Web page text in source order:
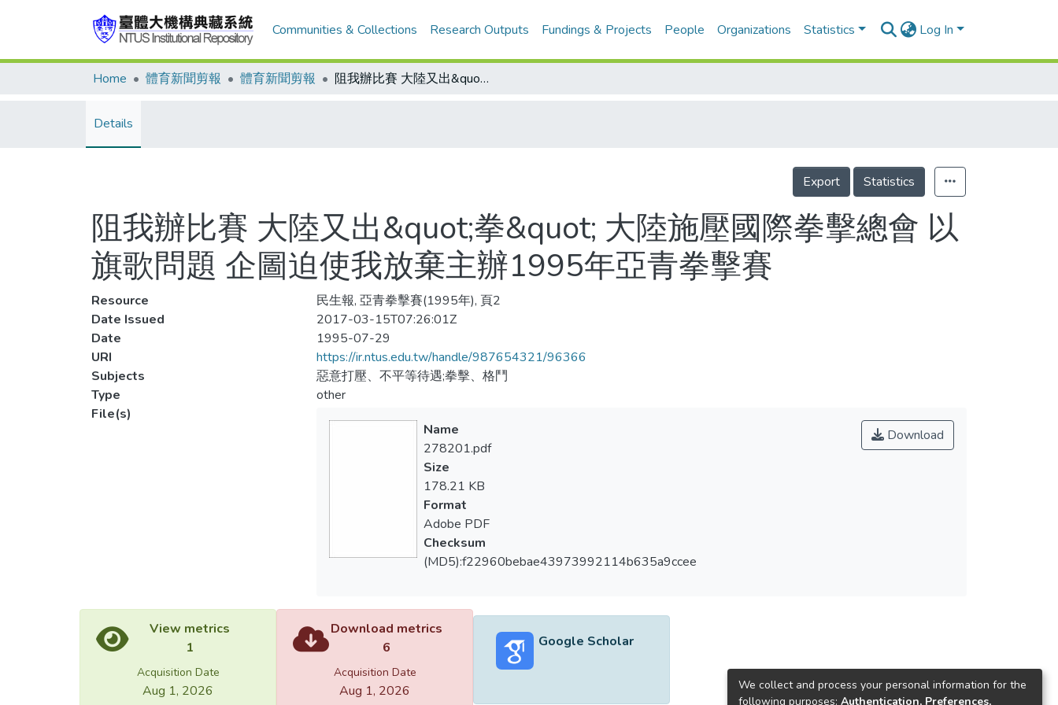
Communities & Collections Research Outputs Fundings & Projects People Organizations Statistics Log In
Home 體育新聞剪報 體育新聞剪報 阻我辦比賽 大陸又出&quot;拳&quot; 大陸施壓國際拳擊總會 以旗歌問題 企圖迫使我放棄主辦1995年亞青拳擊賽
Details
Export Statistics
阻我辦比賽 大陸又出&quot;拳&quot; 大陸施壓國際拳擊總會 以
旗歌問題 企圖迫使我放棄主辦1995年亞青拳擊賽
Resource
民生報, 亞青拳擊賽(1995年), 頁2
Date Issued
2017-03-15T07:26:01Z
Date
1995-07-29
URI
https://ir.ntus.edu.tw/handle/987654321/96366
Subjects
惡意打壓、不平等待遇;拳擊、格鬥
Type
other
File(s)
Download
Name
278201.pdf
Size
178.21 KB
Format
Adobe PDF
Checksum
(MD5):f22960bebae43973992114b635a9ccee
View metrics
1
Acquisition Date
Aug 1, 2026
Download metrics
6
Acquisition Date
Aug 1, 2026
Google Scholar
We collect and process your personal information for the
following purposes: Authentication, Preferences,